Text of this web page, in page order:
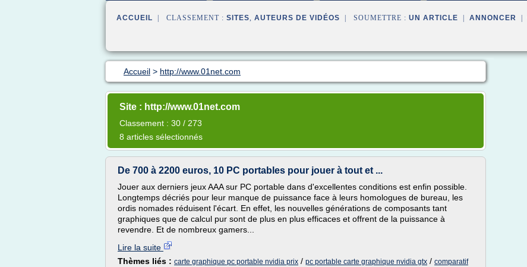
ACCUEIL | CLASSEMENT : SITES, AUTEURS DE VIDÉOS | SOUMETTRE : UN ARTICLE ANNONCER
Accueil > http://www.01net.com
Site : http://www.01net.com
Classement : 30 / 273
8 articles sélectionnés
De 700 à 2200 euros, 10 PC portables pour jouer à tout et ...
Jouer aux derniers jeux AAA sur PC portable dans d'excellentes conditions est enfin possible.
Longtemps décriés pour leur manque de puissance face à leurs homologues de bureau, les
ordis nomades réduisent l'écart. En effet, les nouvelles générations de composants tant
graphiques que de calcul pur sont de plus en plus efficaces et offrent de la puissance à
revendre. Et de nombreux gamers...
Lire la suite
Thèmes liés : carte graphique pc portable nvidia prix / pc portable carte graphique nvidia gtx / comparatif